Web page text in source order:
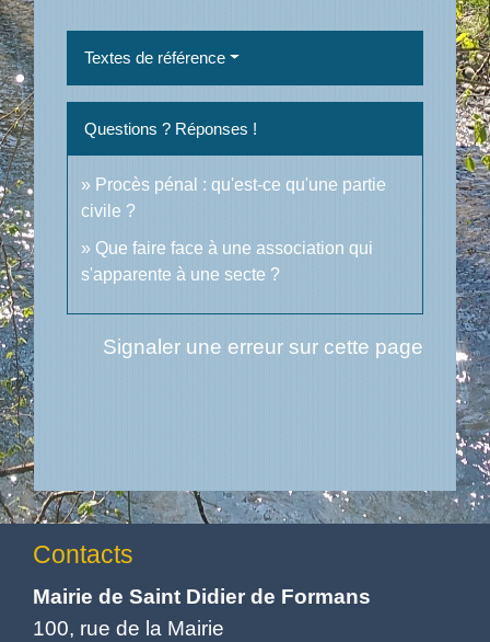
Textes de référence
Questions ? Réponses !
Procès pénal : qu'est-ce qu'une partie
civile ?
Que faire face à une association qui
s'apparente à une secte ?
Signaler une erreur sur cette page
Contacts
Mairie de Saint Didier de Formans
100, rue de la Mairie